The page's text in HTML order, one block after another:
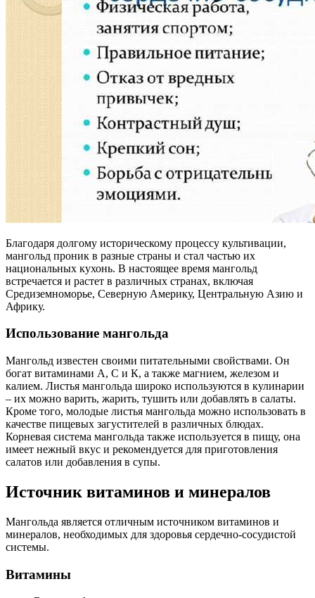
Благодаря долгому историческому процессу культивации,
мангольд проник в разные страны и стал частью их
национальных кухонь. В настоящее время мангольд
встречается и растет в различных странах, включая
Средиземноморье, Северную Америку, Центральную Азию и
Африку.
Использование мангольда
Мангольд известен своими питательными свойствами. Он
богат витаминами А, С и К, а также магнием, железом и
калием. Листья мангольда широко используются в кулинарии
– их можно варить, жарить, тушить или добавлять в салаты.
Кроме того, молодые листья мангольда можно использовать в
качестве пищевых загустителей в различных блюдах.
Корневая система мангольда также используется в пищу, она
имеет нежный вкус и рекомендуется для приготовления
салатов или добавления в супы.
Источник витаминов и минералов
Мангольда является отличным источником витаминов и
минералов, необходимых для здоровья сердечно-сосудистой
системы.
Витамины